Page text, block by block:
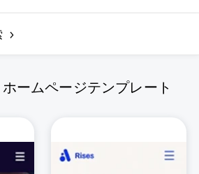
ームページテンプレート